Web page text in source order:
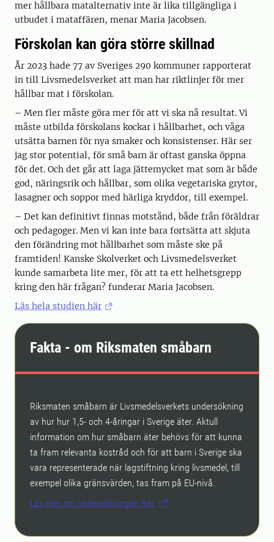
mer hållbara matalternativ inte är lika tillgängliga i
utbudet i mataffären, menar Maria Jacobsen.
Förskolan kan göra större skillnad
År 2023 hade 77 av Sveriges 290 kommuner rapporterat
in till Livsmedelsverket att man har riktlinjer för mer
hållbar mat i förskolan.
– Men fler måste göra mer för att vi ska nå resultat. Vi
måste utbilda förskolans kockar i hållbarhet, och våga
utsätta barnen för nya smaker och konsistenser. Här ser
jag stor potential, för små barn är oftast ganska öppna
för det. Och det går att laga jättemycket mat som är både
god, näringsrik och hållbar, som olika vegetariska grytor,
lasagner och soppor med härliga kryddor, till exempel.
– Det kan definitivt finnas motstånd, både från föräldrar
och pedagoger. Men vi kan inte bara fortsätta att skjuta
den förändring mot hållbarhet som måste ske på
framtiden! Kanske Skolverket och Livsmedelsverket
kunde samarbeta lite mer, för att ta ett helhetsgrepp
kring den här frågan? funderar Maria Jacobsen.
Läs hela studien här
Fakta - om Riksmaten småbarn
Riksmaten småbarn är Livsmedelsverkets undersökning
av hur hur 1,5- och 4-åringar i Sverige äter. Aktull
information om hur småbarn äter behövs för att kunna
ta fram relevanta kostråd och för att barn i Sverige ska
vara representerade när lagstiftning kring livsmedel, till
exempel olika gränsvärden, tas fram på EU-nivå.
Läs mer om undersökningen här.